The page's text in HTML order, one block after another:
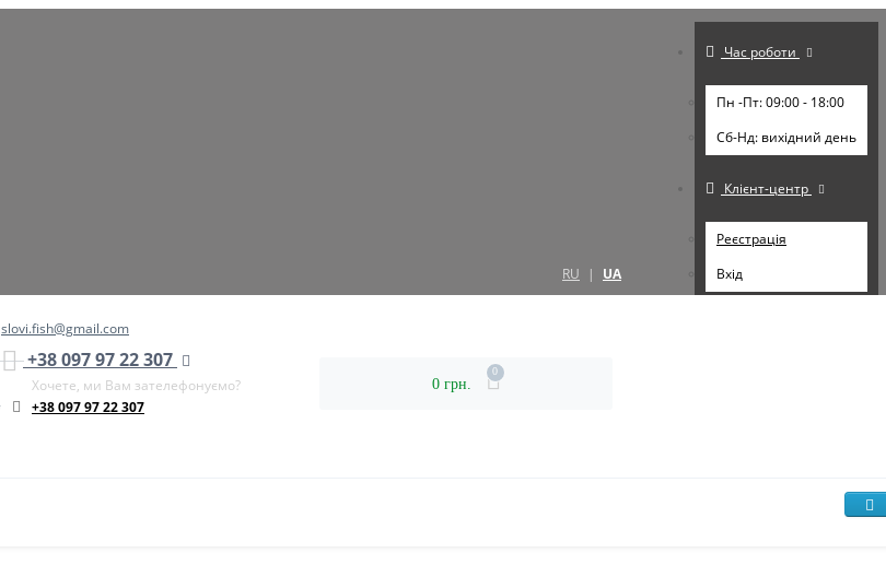
RU | UA
Час роботи
Пн -Пт: 09:00 - 18:00
Cб-Нд: вихідний день
Клієнт-центр
Реєстрація
Вхід
slovi.fish@gmail.com
+38 097 97 22 307
Хочете, ми Вам зателефонуємо?
+38 097 97 22 307
0 грн.
0